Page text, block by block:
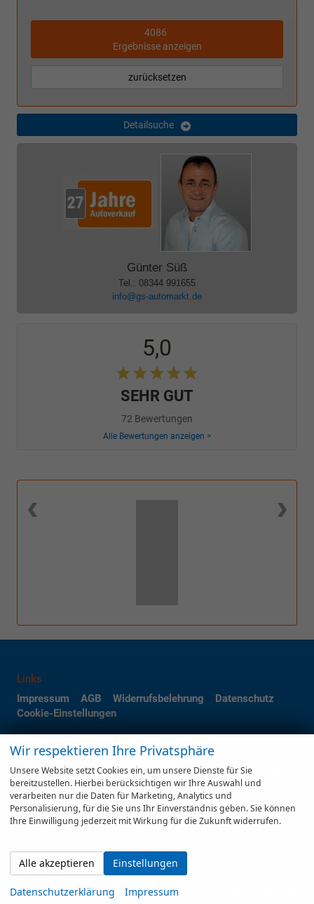
4086
Ergebnisse anzeigen
zurücksetzen
Detailsuche
Günter Süß
Tel.: 08344 991655
info@gs-automarkt.de
5,0
SEHR GUT
72 Bewertungen
Alle Bewertungen anzeigen >
Links
Impressum
AGB Widerrufsbelehrung
Datenschutz
Cookie-Einstellungen
Weitere Informationen zum offiziellen Kraftstoffverbrauch und zu den
offiziellen spezifischen CO
-Emissionen und gegebenenfalls zum
Stromverbrauch neuer PKW können dem 'Leitfaden über den offiziellen
Kraftstoffverbrauch, die offiziellen spezifischen CO 2-Emissionen und den
offiziellen Stromverbrauch neuer PKW' entnommen werden, der an allen
Verkaufsstellen und bei der 'Deutschen Automobil Treuhand GmbH'
unentgeltlich erhältlich ist unter www.dat.de.
© 2026GS AutoMarkt,Kreisstraße 28,87662
Blonhofen,+49 (0)8344 991655
Wir respektieren Ihre Privatsphäre
Unsere Website setzt Cookies ein, um unsere Dienste für Sie
bereitzustellen. Hierbei berücksichtigen wir Ihre Auswahl und
verarbeiten nur die Daten für Marketing, Analytics und
Personalisierung, für die Sie uns Ihr Einverständnis geben. Sie können
Ihre Einwilligung jederzeit mit Wirkung für die Zukunft widerrufen.
Alle akzeptieren Einstellungen
Datenschutzerklärung Impressum